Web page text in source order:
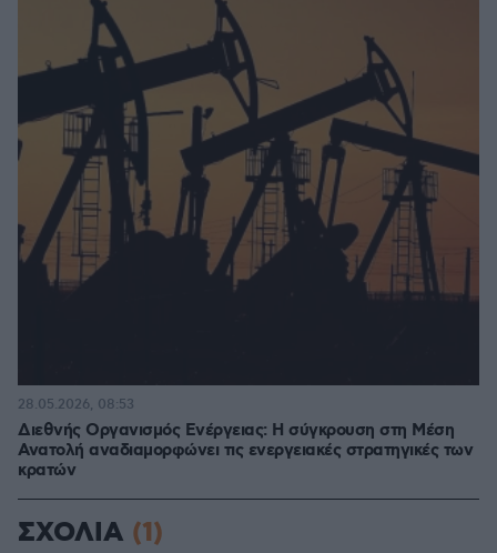
Διεθνής Οργανισμός Ενέργειας: Η σύγκρουση στη Μέση
Ανατολή αναδιαμορφώνει τις ενεργειακές στρατηγικές των
κρατών
28.05.2026, 08:53
ΣΧΟΛΙΑ (1)